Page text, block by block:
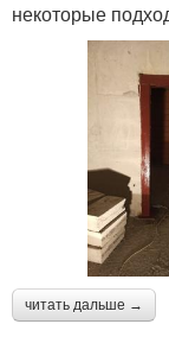
некоторые
читать дальше →